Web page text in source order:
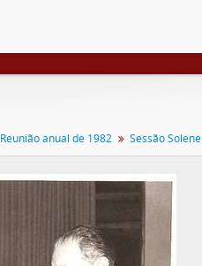
Reunião anual de 1982 Sessão Solene